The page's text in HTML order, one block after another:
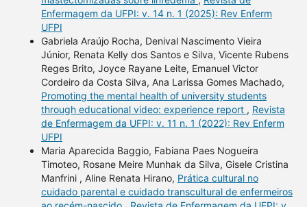
Enfermagem da UFPI: v. 14 n. 1 (2025): Rev Enferm
UFPI
Gabriela Araújo Rocha, Denival Nascimento Vieira
Júnior, Renata Kelly dos Santos e Silva, Vicente Rubens
Reges Brito, Joyce Rayane Leite, Emanuel Victor
Cordeiro da Costa Silva, Ana Larissa Gomes Machado,
Promoting the mental health of university students
through educational video: experience report , Revista
de Enfermagem da UFPI: v. 11 n. 1 (2022): Rev Enferm
UFPI
Maria Aparecida Baggio, Fabiana Paes Nogueira
Timoteo, Rosane Meire Munhak da Silva, Gisele Cristina
Manfrini , Aline Renata Hirano, Prática cultural no
cuidado parental e cuidado transcultural de enfermeiros